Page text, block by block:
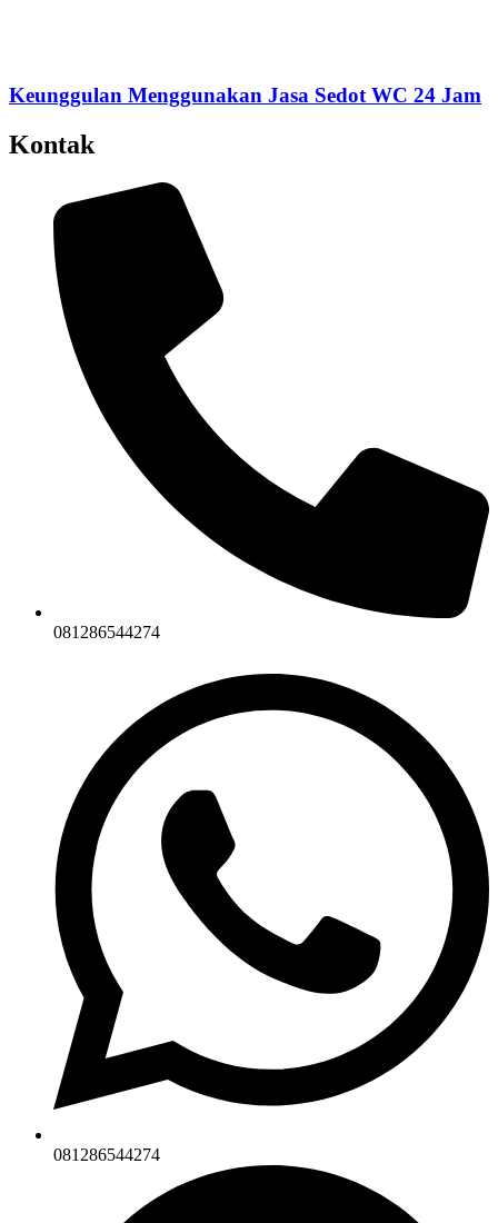
Keunggulan Menggunakan Jasa Sedot WC 24 Jam
Kontak
081286544274
081286544274